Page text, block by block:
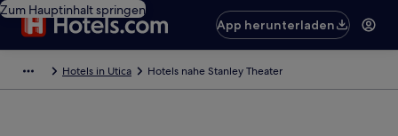
Zum Hauptinhalt springen
App herunterladen
Hotels in Utica Hotels nahe Stanley Theater